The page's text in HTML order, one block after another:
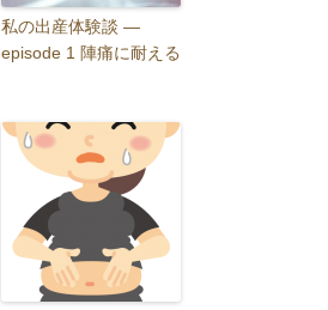
私の出産体験談 ―
episode 1 陣痛に耐える